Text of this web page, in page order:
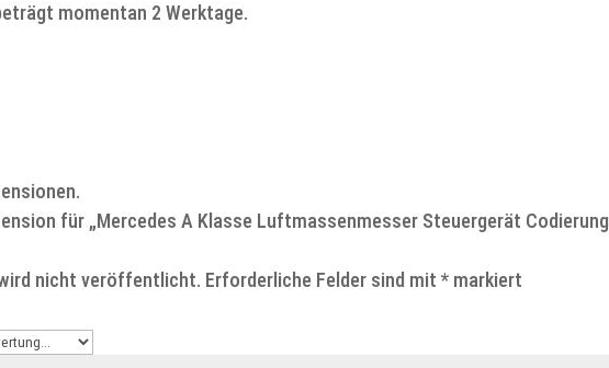
momentan 2 Werktage.
für „Mercedes A Klasse Luftmassenmesser Steuergerät Codierung
nicht veröffentlicht. Erforderliche Felder sind mit* markiert